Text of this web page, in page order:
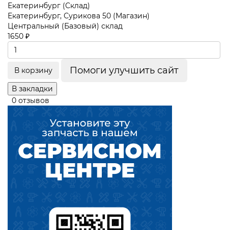
Екатеринбург (Склад)
Екатеринбург, Сурикова 50 (Магазин)
Центральный (Базовый) склад
1650 ₽
В корзину Помоги улучшить сайт
В закладки
0 отзывов